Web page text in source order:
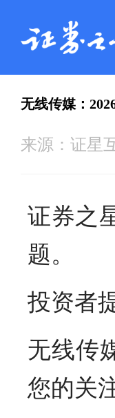
无线传媒：
来源： 证星
证券之
题。
投资者
无线传
您的关